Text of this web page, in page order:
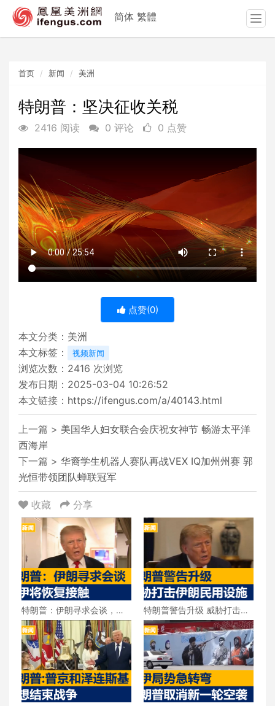
首页 新闻 美洲
特朗普：坚决征收关税
2416 阅读 0 评论 0 点赞
点赞(0)
本文分类： 美洲
本文标签：
视频新闻
浏览次数： 2416 次浏览
发布日期：2025-03-04 10:26:52
本文链接： https://ifengus.com/a/40143.html
上一篇 > 美国华人妇女联合会庆祝女神节 畅游太平洋
西海岸
下一篇 > 华裔学生机器人赛队再战VEX IQ加州州赛 郭
光恒带领团队蝉联冠军
收藏 分享
特朗普：伊朗寻求会谈，美
伊将恢复接触
特朗普警告升级 威胁打击伊
朗民用设施
简体 繁體
T
o
i